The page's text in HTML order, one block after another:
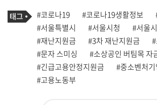
기
사
관
련
태
그
태
그
#코로나19 #코로나19생활정보
#서울특별시
#서울시청
#서울
#재난지원금
#3차 재난지원금
#문자 스미싱
#소상공인 버팀목 자
#긴급고용안정지원금
#중소벤처
#고용노동부